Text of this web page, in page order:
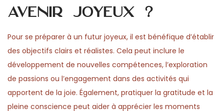
avenir joyeux ?
Pour se préparer à un futur joyeux, il est bénéfique d’établir
des objectifs clairs et réalistes. Cela peut inclure le
développement de nouvelles compétences, l’exploration
de passions ou l’engagement dans des activités qui
apportent de la joie. Également, pratiquer la gratitude et la
pleine conscience peut aider à apprécier les moments